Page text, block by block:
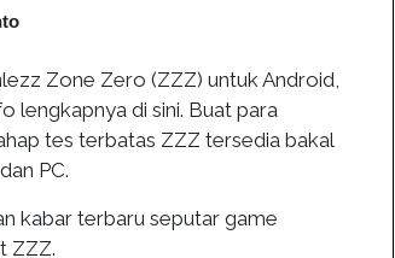
Zone Zero (ZZZ) untuk Android,
lengkapnya di sini. Buat para
tes terbatas ZZZ tersedia bakal
PC.
kabar terbaru seputar game
ZZZ.